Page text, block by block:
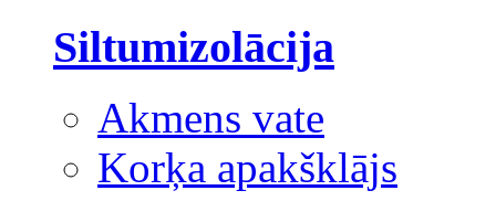
Siltumizolācija
Akmens vate
Korķa apakšklājs